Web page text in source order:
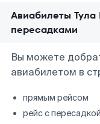
Авиабилеты
пересадками
Вы можете
авиабилетом в
прямым рейсом
рейс с пересадкой